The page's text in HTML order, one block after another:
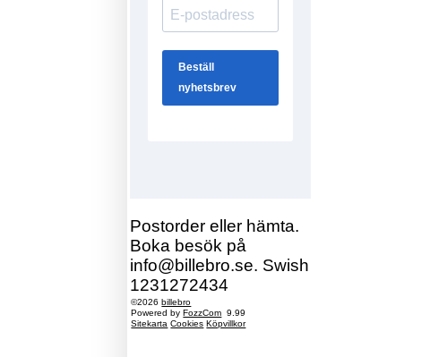
Postorder eller hämta.
Boka besök på
info@billebro.se. Swish
1231272434
©2026billebro
Powered byFozzCom 9.99
Sitekarta Cookies Köpvillkor